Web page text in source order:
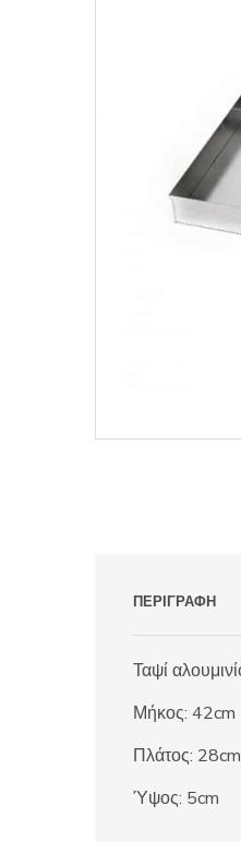
ΠΕΡΙΓΡΑΦΉ
Ταψί
Μήκος: 42cm
Πλάτος: 28cm
Ύψος: 5cm